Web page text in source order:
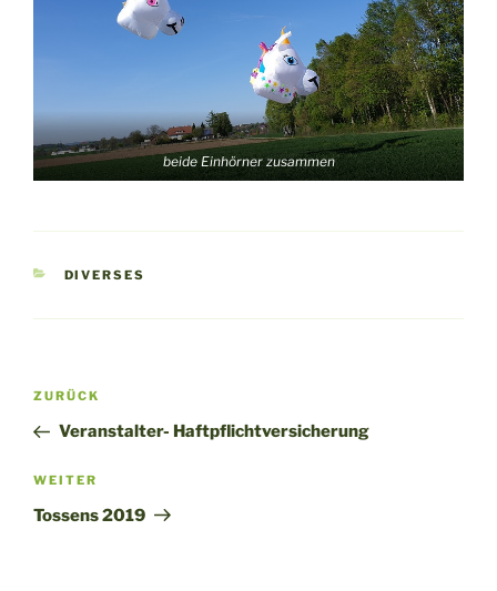
beide Einhörner zusammen
KATEGORIEN
DIVERSES
Beitragsnavigation
Vorheriger
Beitrag
ZURÜCK
Veranstalter- Haftpflichtversicherung
Nächster
Beitrag
WEITER
Tossens 2019